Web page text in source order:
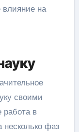
на
своими
в
несколько фаз